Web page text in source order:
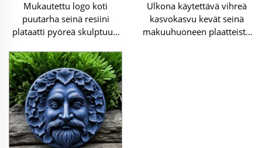
Mukautettu logo koti
puutarha seinä resiini
plataatti pyöreä skulptuuri
Ulkona käytettävä vihreä
kasvokasvu kevät seinä
makuuhuoneen plaatteisto